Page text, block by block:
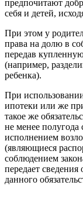
предпочитают
себя и детей,
При этом у
права на долю в
передав
(например,
ребенка).
При
ипотеки или же
такое же
не менее полугода
исполнением
(являющиеся
соблюдением
передает
данного